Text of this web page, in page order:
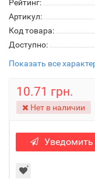
Рейтинг:
Артикул:
Код товара:
Доступно:
Показать все
10.71 грн.
Нет в наличии
Уведомить